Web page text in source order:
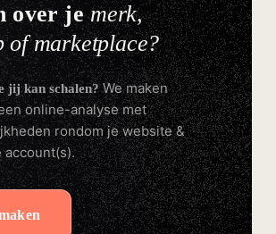
over jemerk,
of marketplace?
jij kan schalen?We maken
online-analyse met
rondom je website &
account(s).